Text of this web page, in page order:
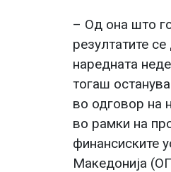
– Од она што
резултатите
наредната
тогаш
во одговор на
во рамки на
финансиските
Македонија